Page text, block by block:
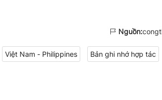
Nguồn:
Việt Nam - Philippines Bản ghi nhớ hợp tác